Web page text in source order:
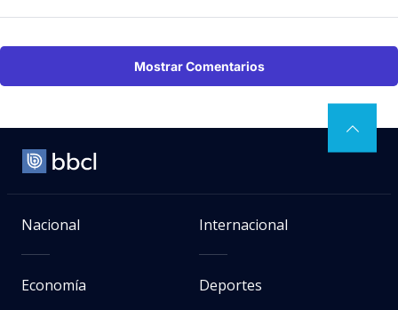
Mostrar Comentarios
Nacional Internacional
Economía Deportes